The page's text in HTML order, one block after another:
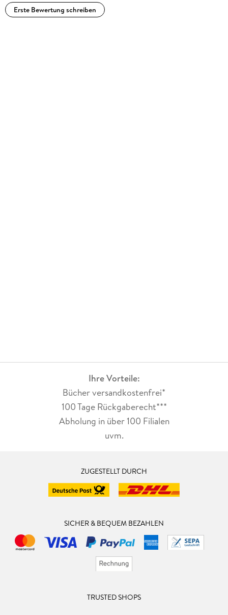
Erste Bewertung schreiben
Ihre Vorteile:
Bücher versandkostenfrei*
100 Tage Rückgaberecht***
Abholung in über 100 Filialen
uvm.
ZUGESTELLT DURCH
SICHER & BEQUEM BEZAHLEN
TRUSTED SHOPS